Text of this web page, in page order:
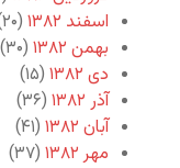
اسفند ۱۳۸۲
(۲۰)
بهمن ۱۳۸۲
(۳۰)
دی ۱۳۸۲
(۱۵)
آذر ۱۳۸۲
(۳۶)
آبان ۱۳۸۲
(۴۱)
مهر ۱۳۸۲
(۳۷)